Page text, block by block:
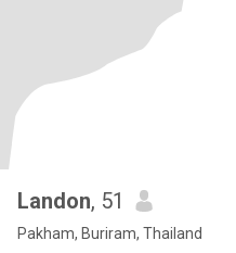
Landon, 51
Pakham, Buriram, Thailand